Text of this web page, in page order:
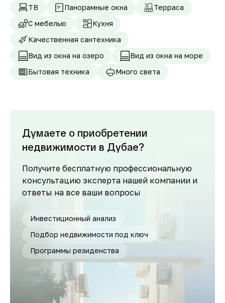
ТВ Панорамные окна
Терраса
С мебелью
Кухня
Качественная сантехника
Вид из окна на озеро
Вид из окна на море
Бытовая техника
Много света
Думаете о приобретении
недвижимости в Дубае?
Получите бесплатную профессиональную
консультацию эксперта нашей компании и
ответы на все ваши вопросы
Инвестиционный анализ
Подбор недвижимости под ключ
Программы резиденства